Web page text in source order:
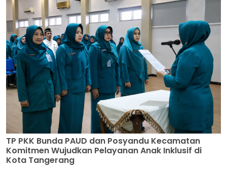
TP PKK Bunda PAUD dan Posyandu Kecamatan
Komitmen Wujudkan Pelayanan Anak Inklusif di
Kota Tangerang